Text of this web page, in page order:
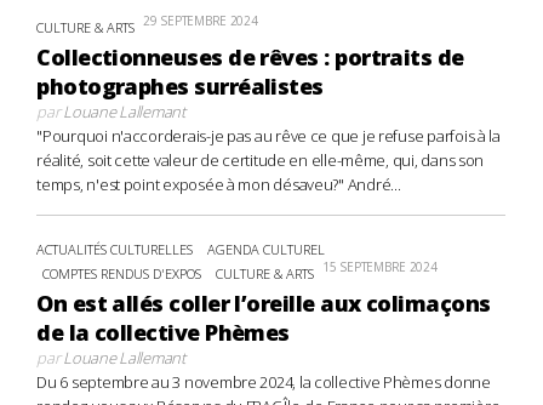
CULTURE & ARTS 29 SEPTEMBRE 2024
Collectionneuses de rêves : portraits de
photographes surréalistes
parLouane Lallemant
"Pourquoi n'accorderais-je pas au rêve ce que je refuse parfois à la
réalité, soit cette valeur de certitude en elle-même, qui, dans son
temps, n'est point exposée à mon désaveu?" André...
ACTUALITÉS CULTURELLES
AGENDA CULTUREL
COMPTES RENDUS D'EXPOS
CULTURE & ARTS 15 SEPTEMBRE 2024
On est allés coller l’oreille aux colimaçons
de la collective Phèmes
parLouane Lallemant
Du 6 septembre au 3 novembre 2024, la collective Phèmes donne